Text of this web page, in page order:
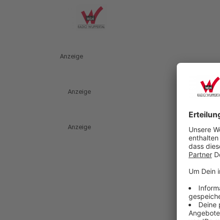
Anzeige
Anzeige
Anzeige